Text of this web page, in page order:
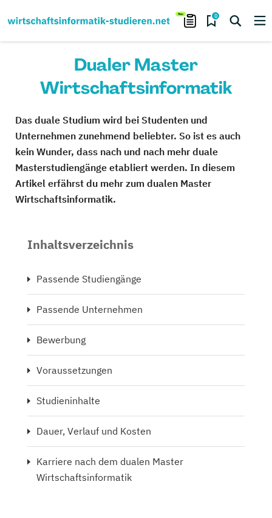
0
Dualer Master
Wirtschaftsinformatik
Das duale Studium wird bei Studenten und
Unternehmen zunehmend beliebter. So ist es auch
kein Wunder, dass nach und nach mehr duale
Masterstudiengänge etabliert werden. In diesem
Artikel erfährst du mehr zum dualen Master
Wirtschaftsinformatik.
Inhaltsverzeichnis
Passende Studiengänge
Passende Unternehmen
Bewerbung
Voraussetzungen
Studieninhalte
Dauer, Verlauf und Kosten
Karriere nach dem dualen Master
Wirtschaftsinformatik